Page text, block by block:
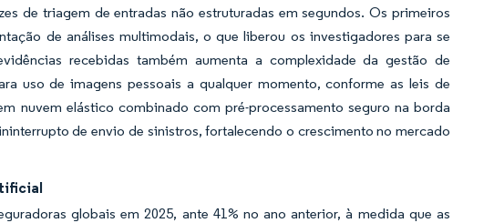
de triagem de entradas não estruturadas em segundos. Os primeiros
de análises multimodais, o que liberou os investigadores para se
recebidas também aumenta a complexidade da gestão de
uso de imagens pessoais a qualquer momento, conforme as leis de
nuvem elástico combinado com pré-processamento seguro na borda
de envio de sinistros, fortalecendo o crescimento no mercado
globais em 2025, ante 41% no ano anterior, à medida que as